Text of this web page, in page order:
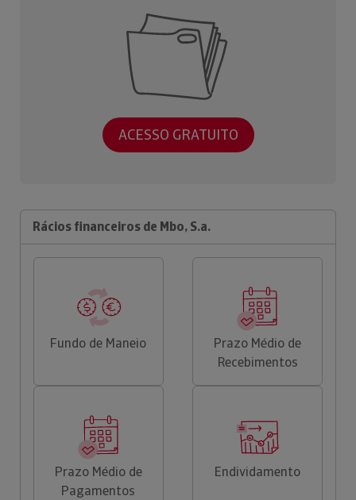
ACESSO GRATUITO
Rácios financeiros de Mbo, S.a.
Fundo de Maneio
Prazo Médio de
Recebimentos
Prazo Médio de
Pagamentos
Endividamento